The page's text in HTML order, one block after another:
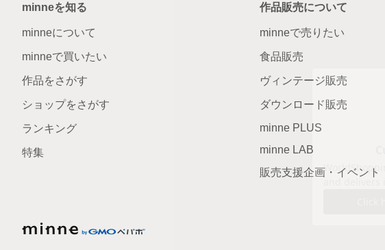
minneを知る
minneについて
minneで買いたい
作品をさがす
ショップをさがす
ランキング
特集
作品販売について
minneで売りたい
食品販売
ヴィンテージ販売
ダウンロード販売
minne PLUS
minne LAB
販売支援企画・イベント